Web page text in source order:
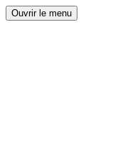
Ouvrir le menu